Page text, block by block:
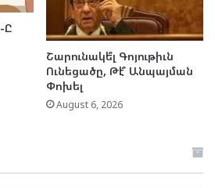
Ը
Շարունակե՞լ Գոյութիւն
Ունեցածը, Թէ՞ Անպայման
Փոխել
August 6, 2026